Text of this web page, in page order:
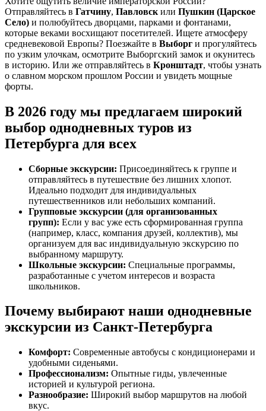
Отправляйтесь в Гатчину, Павловск или Пушкин (Царское
Село) и полюбуйтесь дворцами, парками и фонтанами,
которые веками восхищают посетителей. Ищете атмосферу
средневековой Европы? Поезжайте в Выборг и прогуляйтесь
по узким улочкам, осмотрите Выборгский замок и окунитесь
в историю. Или же отправляйтесь в Кронштадт, чтобы узнать
о славном морском прошлом России и увидеть мощные
форты.
В 2026 году мы предлагаем широкий
выбор однодневных туров из
Петербурга для всех
Сборные экскурсии: Присоединяйтесь к группе и
отправляйтесь в путешествие без лишних хлопот.
Идеально подходит для индивидуальных
путешественников или небольших компаний.
Групповые экскурсии (для организованных
групп): Если у вас уже есть сформированная группа
(например, класс, компания друзей, коллектив), мы
организуем для вас индивидуальную экскурсию по
выбранному маршруту.
Школьные экскурсии: Специальные программы,
разработанные с учетом интересов и возраста
школьников.
Почему выбирают наши однодневные
экскурсии из Санкт-Петербурга
Комфорт: Современные автобусы с кондиционерами и
удобными сиденьями.
Профессионализм: Опытные гиды, увлеченные
историей и культурой региона.
Разнообразие: Широкий выбор маршрутов на любой
вкус.